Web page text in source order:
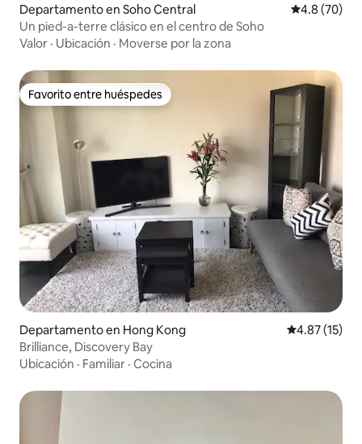
Departamento en Soho Central Calificación
4.8 (70)
Un pied-a-terre clásico en el centro de Soho
Valor · Ubicación · Moverse por la zona
Favorito entre huéspedes
Favorito entre huéspedes
Departamento en Hong Kong Calificación
4.87 (15)
Brilliance, Discovery Bay
Ubicación · Familiar · Cocina